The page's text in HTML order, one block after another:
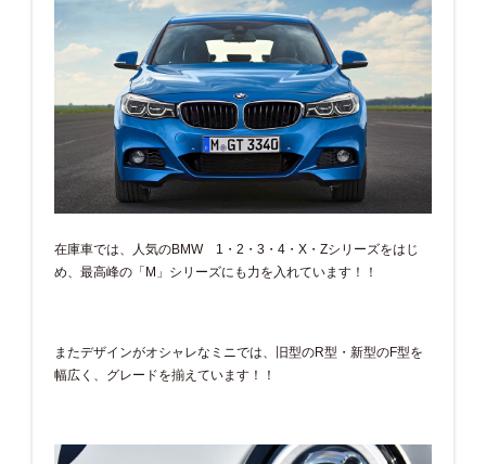
在庫車では、人気のBMW 1・2・3・4・X・Zシリーズをはじ
め、最高峰の「M」シリーズにも力を入れています！！
またデザインがオシャレなミニでは、旧型のR型・新型のF型を
幅広く、グレードを揃えています！！